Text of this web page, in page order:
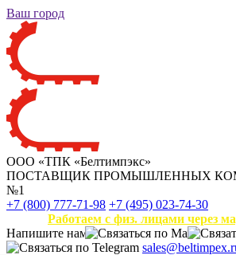
Ваш город
ООО «ТПК «Белтимпэкс»
ПОСТАВЩИК ПРОМЫШЛЕННЫХ
№1
+7 (800) 777-71-98 +7 (495) 023-74-30
Работаем с физ. лицами через
Напишите нам